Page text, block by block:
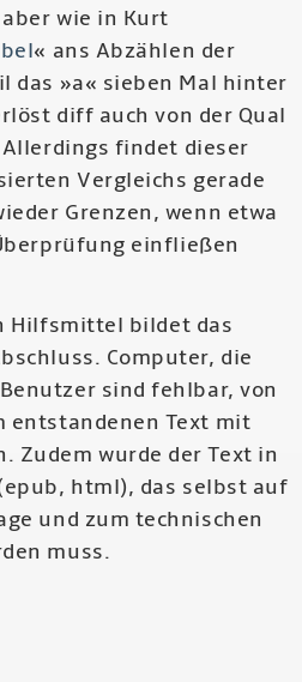
wie in Kurt
« ans Abzählen der
das »a« sieben Mal hinter
diff auch von der Qual
findet dieser
Vergleichs gerade
Grenzen, wenn etwa
einfließen
Hilfsmittel bildet das
Computer, die
sind fehlbar, von
entstandenen Text mit
Zudem wurde der Text in
html), das selbst auf
und zum technischen
muss.